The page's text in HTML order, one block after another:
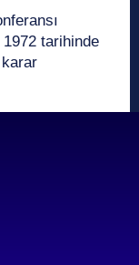
tarihinde